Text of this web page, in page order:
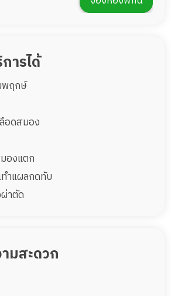
ารได้
พฤกษ์
อดสมอง
องแตก
ำแผลกดทับ
าตัด
มสะดวก